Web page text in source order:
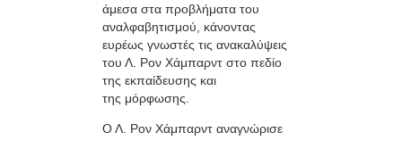
άμεσα στα προβλήματα του
αναλφαβητισμού, κάνοντας
ευρέως γνωστές τις ανακαλύψεις
του Λ. Ρον Χάμπαρντ στο πεδίο
της εκπαίδευσης και
της μόρφωσης.
Ο Λ. Ρον Χάμπαρντ αναγνώρισε